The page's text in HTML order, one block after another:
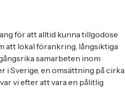
för att alltid kunna tillgodose
att lokal förankring, långsiktiga
samarbeten inom
i Sverige, en omsättning på cirka
vi efter att vara en pålitlig